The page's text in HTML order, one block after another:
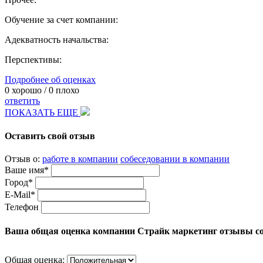
Обучение за счет компании:
Адекватность начальства:
Перспективы:
Подробнее об оценках
0 хорошо /0 плохо
ответить
ПОКАЗАТЬ ЕЩЕ
Оставить свой отзыв
Отзыв о: работе в компании собеседовании в компании
Ваше имя*
Город*
E-Mail*
Телефон
Ваша общая оценка компании Страйк маркетинг отзывы
Общая оценка: